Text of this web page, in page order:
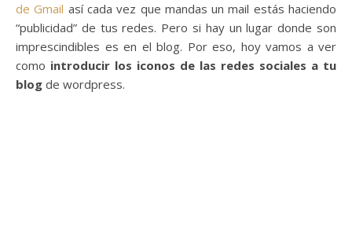
de Gmail así cada vez que mandas un mail estás haciendo
“publicidad” de tus redes. Pero si hay un lugar donde son
imprescindibles es en el blog. Por eso, hoy vamos a ver
como introducir los iconos de las redes sociales a tu
blog de wordpress.